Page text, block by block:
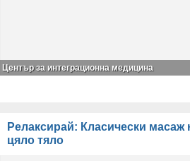
Център за интеграционна медицина
Релаксирай: Класически масаж
цяло тяло